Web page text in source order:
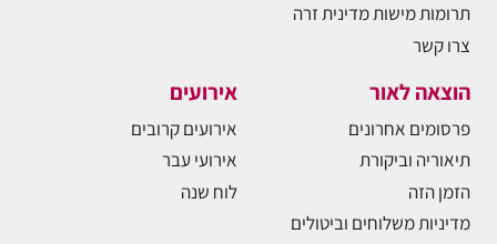
תרומות מישות מדינית זרה
צרו קשר
הוצאה לאור
פרסומים אחרונים
תיאוריה וביקורת
הזמן הזה
מדיניות משלוחים וביטולים
אירועים
אירועים קרובים
אירועי עבר
לוח שנה